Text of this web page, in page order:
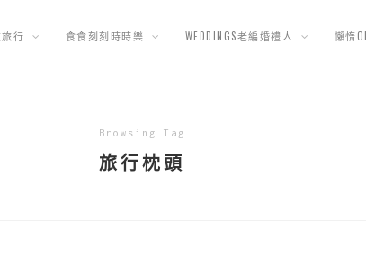
行 食食刻刻時時樂 WEDDINGS老編婚禮人 懶惰
Browsing Tag
旅行枕頭